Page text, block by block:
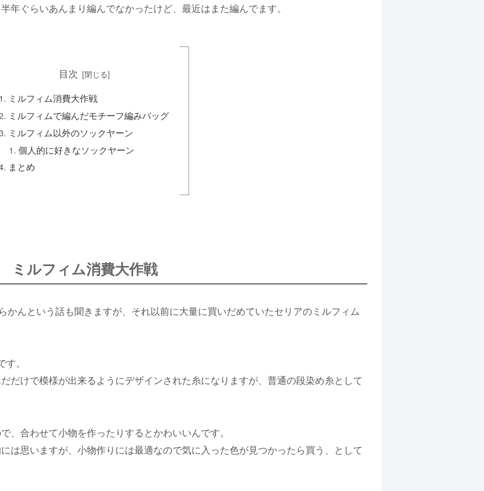
年ぐらいあんまり編んでなかったけど、最近はまた編んでます。
目次
ミルフィム消費大作戦
ミルフィムで編んだモチーフ編みバッグ
ミルフィム以外のソックヤーン
個人的に好きなソックヤーン
まとめ
ミルフィム消費大作戦
かんという話も聞きますが、それ以前に大量に買いだめていたセリアのミルフィム
。
だけで模様が出来るようにデザインされた糸になりますが、普通の段染め糸として
、合わせて小物を作ったりするとかわいいんです。
思いますが、小物作りには最適なので気に入った色が見つかったら買う、として